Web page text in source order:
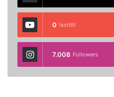
0 Iscritti
7.008 Followers